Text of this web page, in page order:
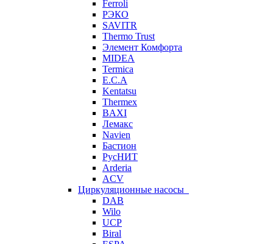
Ferroli
РЭКО
SAVITR
Thermo Trust
Элемент Комфорта
MIDEA
Termica
E.C.A
Kentatsu
Thermex
BAXI
Лемакс
Navien
Бастион
РусНИТ
Arderia
ACV
Циркуляционные насосы
DAB
Wilo
UCP
Biral